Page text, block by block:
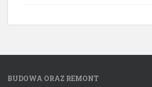
BUDOWA ORAZ REMONT